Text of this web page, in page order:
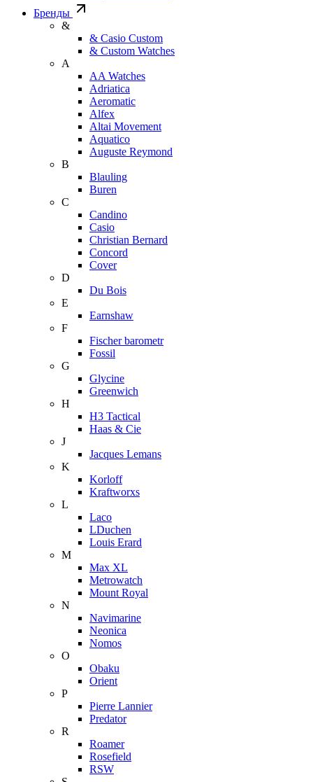
Бренды
&
& Casio Custom
& Custom Watches
A
AA Watches
Adriatica
Aeromatic
Alfex
Altai Movement
Aquatico
Auguste Reymond
B
Blauling
Buren
C
Candino
Casio
Christian Bernard
Concord
Cover
D
Du Bois
E
Earnshaw
F
Fischer barometr
Fossil
G
Glycine
Greenwich
H
H3 Tactical
Haas & Cie
J
Jacques Lemans
K
Korloff
Kraftworxs
L
Laco
LDuchen
Louis Erard
M
Max XL
Metrowatch
Mount Royal
N
Navimarine
Neonica
Nomos
O
Obaku
Orient
P
Pierre Lannier
Predator
R
Roamer
Rosefield
RSW